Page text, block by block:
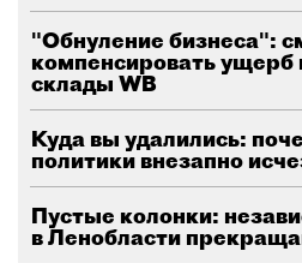
"Обнуление бизнеса":
компенсировать ущерб
склады WB
Куда вы удалились:
политики внезапно
Пустые колонки:
в Ленобласти